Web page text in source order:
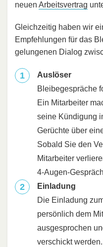
neuen Arbeitsvertrag
Gleichzeitig haben wir
Empfehlungen für das
gelungenen Dialog
Auslöser
Bleibegespräche
Ein Mitarbeiter
seine Kündigung
Gerüchte über
Sobald Sie den
Mitarbeiter
4-Augen-
Einladung
Die Einladung
persönlich dem
ausgesprochen
verschickt